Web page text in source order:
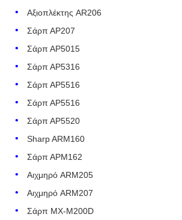
Αξιοπλέκτης AR206
Σάρπ ΑΡ207
Σάρπ ΑΡ5015
Σάρπ ΑΡ5316
Σάρπ ΑΡ5516
Σάρπ ΑΡ5516
Σάρπ ΑΡ5520
Sharp ARM160
Σάρπ ΑΡΜ162
Αιχμηρό ARM205
Αιχμηρό ARM207
Σάρπ MX-M200D